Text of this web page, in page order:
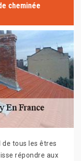
cheminée
tous les êtres
répondre aux